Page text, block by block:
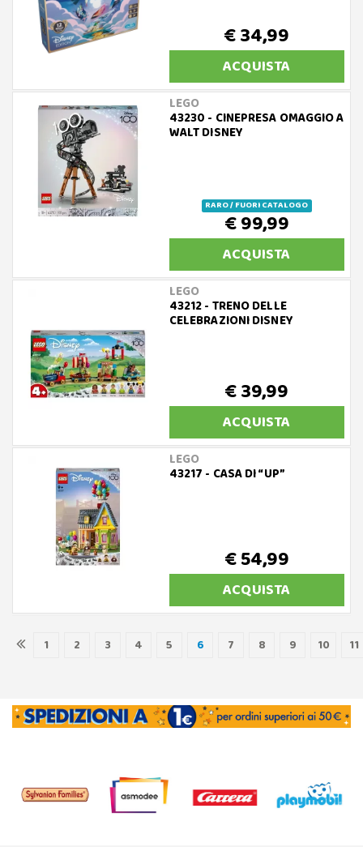
€ 34,99
ACQUISTA
LEGO
43230 - CINEPRESA OMAGGIO A
WALT DISNEY
RARO / FUORI CATALOGO
€ 99,99
ACQUISTA
LEGO
43212 - TRENO DELLE
CELEBRAZIONI DISNEY
€ 39,99
ACQUISTA
LEGO
43217 - CASA DI “UP”
€ 54,99
ACQUISTA
1 2 3 4 5 6 7 8 9 10 11